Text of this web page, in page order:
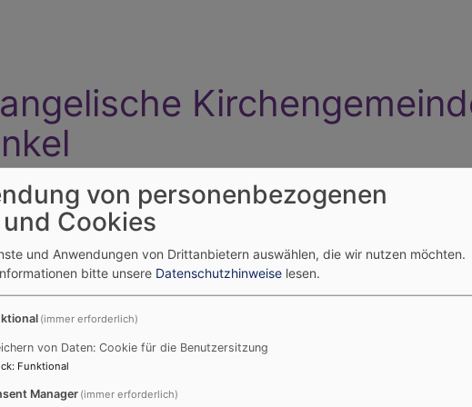
-
von personenbezogenen
Cookies
und Anwendungen von Drittanbietern auswählen, die wir nutzen möchten.
bitte unsere Datenschutzhinweise lesen.
(immer erforderlich)
von Daten: Cookie für die Benutzersitzung
: Funktional
Manager (immer erforderlich)